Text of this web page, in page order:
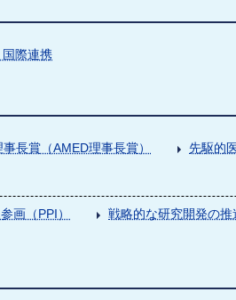
際連携
長賞（AMED理事長賞） 先駆的
画（PPI） 戦略的な研究開発の推